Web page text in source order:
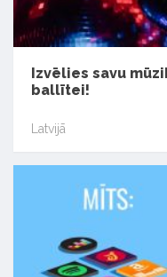
Izvēlies savu
ballītei!
Latvijā